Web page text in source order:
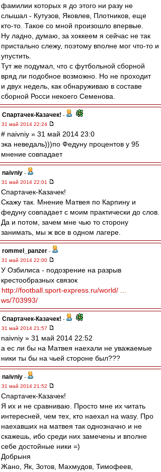
фамилии которых я до этого ни разу не
слышал - Кутузов, Яковлев, Плотников, еще
кто-то. Такое со мной произошло впервые.
Ну ладно, думаю, за хоккеем я сейчас не так
пристально слежу, поэтому вполне мог что-то и
упустить.
Тут же подумал, что с футбольной сборной
вряд ли подобное возможно. Но не проходит
и двух недель, как обнаруживаю в составе
сборной Росси некоего Семенова.
Спартачек-Казачек! -
31 май 2014 22:24
# naivniy » 31 май 2014 23:0
эка неведаль)))по Федуну процентов у 95
мнение совпадает
naivniy -
31 май 2014 22:01
Спартачек-Казачек!
Скажу так. Мнение Матвея по Карпину и
федуну совпадает с моим практически до слов.
Да и потом, зачем мне чью то сторону
занимать, мы ж все в одном лагере.
rommel_panzer -
31 май 2014 22:00
У Озбилиса - подозрение на разрыв
крестообразных связок
http://football.sport-express.ru/world/ ...
ws/703993/
Спартачек-Казачек! -
31 май 2014 21:57
naivniy » 31 май 2014 22:52
а ес ли бы на Матвея наехали не уважаемые
ники ты бы на чьей стороне был???
naivniy -
31 май 2014 21:52
Спартачек-Казачек!
Я их и не сравниваю. Просто мне их читать
интересней, чем тех, кто наехал на wasy. Про
наехавших на матвея так однозначно и не
скажешь, ибо среди них замечены и вполне
себе достойные ники =)
Добрыня
Жано, Як, Зотов, Махмудов, Тимофеев,